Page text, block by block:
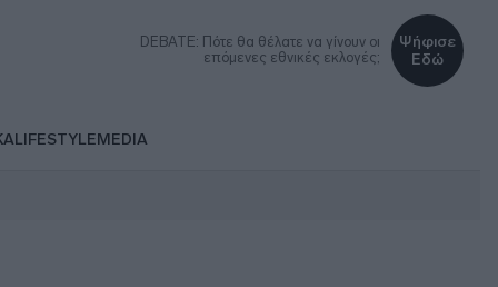
DEBATE: Πότε θα θέλατε να γίνουν οι
επόμενες εθνικές εκλογές;
Ψήφισε
Εδώ
LIFESTYLEMEDIA